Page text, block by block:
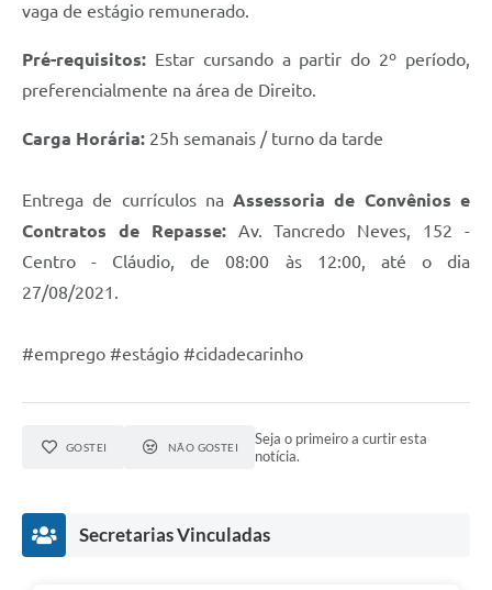
vaga de estágio remunerado.
Pré-requisitos: Estar cursando a partir do 2º período,
preferencialmente na área de Direito.
Carga Horária: 25h semanais / turno da tarde
Entrega de currículos naAssessoria de Convênios e
Contratos de Repasse:Av. Tancredo Neves, 152 -
Centro - Cláudio, de 08:00 às 12:00, até o dia
27/08/2021.
#emprego #estágio #cidadecarinho
GOSTEI NÃO GOSTEI
Seja o primeiro a curtir esta
notícia.
Secretarias Vinculadas